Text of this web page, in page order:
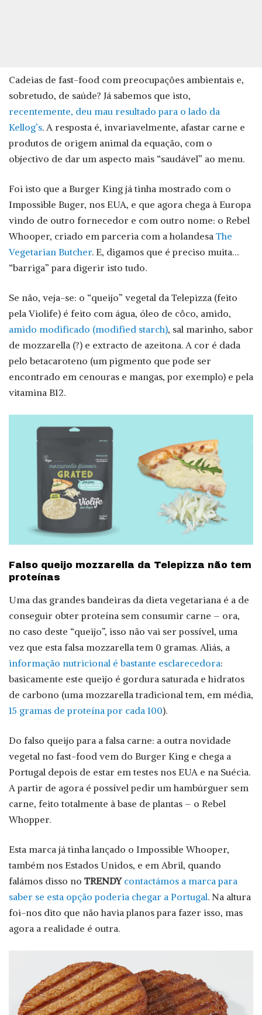
Cadeias de fast-food com preocupações ambientais e,
sobretudo, de saúde? Já sabemos que isto,
recentemente, deu mau resultado para o lado da
Kellog’s. A resposta é, invariavelmente, afastar carne e
produtos de origem animal da equação, com o
objectivo de dar um aspecto mais “saudável” ao menu.
Foi isto que a Burger King já tinha mostrado com o
Impossible Buger, nos EUA, e que agora chega à Europa
vindo de outro fornecedor e com outro nome: o Rebel
Whooper, criado em parceria com a holandesa The
Vegetarian Butcher. E, digamos que é preciso muita…
“barriga” para digerir isto tudo.
Se não, veja-se: o “queijo” vegetal da Telepizza (feito
pela Violife) é feito com água, óleo de côco, amido,
amido modificado (modified starch), sal marinho, sabor
de mozzarella (?) e extracto de azeitona. A cor é dada
pelo betacaroteno (um pigmento que pode ser
encontrado em cenouras e mangas, por exemplo) e pela
vitamina B12.
Falso queijo mozzarella da Telepizza não tem
proteínas
Uma das grandes bandeiras da dieta vegetariana é a de
conseguir obter proteína sem consumir carne – ora,
no caso deste “queijo”, isso não vai ser possível, uma
vez que esta falsa mozzarella tem 0 gramas. Aliás, a
informação nutricional é bastante esclarecedora:
basicamente este queijo é gordura saturada e hidratos
de carbono (uma mozzarella tradicional tem, em média,
15 gramas de proteína por cada 100).
Do falso queijo para a falsa carne: a outra novidade
vegetal no fast-food vem do Burger King e chega a
Portugal depois de estar em testes nos EUA e na Suécia.
A partir de agora é possível pedir um hambúrguer sem
carne, feito totalmente à base de plantas – o Rebel
Whopper.
Esta marca já tinha lançado o Impossible Whooper,
também nos Estados Unidos, e em Abril, quando
falámos disso no TRENDY contactámos a marca para
saber se esta opção poderia chegar a Portugal. Na altura
foi-nos dito que não havia planos para fazer isso, mas
agora a realidade é outra.